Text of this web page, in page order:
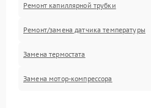
Ремонт капиллярной трубки
Ремонт/замена датчика температуры
Замена термостата
Замена мотор-компрессора